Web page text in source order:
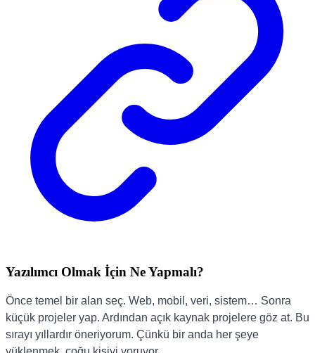
Yazılımcı Olmak İçin Ne Yapmalı?
Önce temel bir alan seç. Web, mobil, veri, sistem… Sonra
küçük projeler yap. Ardından açık kaynak projelere göz at. Bu
sırayı yıllardır öneriyorum. Çünkü bir anda her şeye